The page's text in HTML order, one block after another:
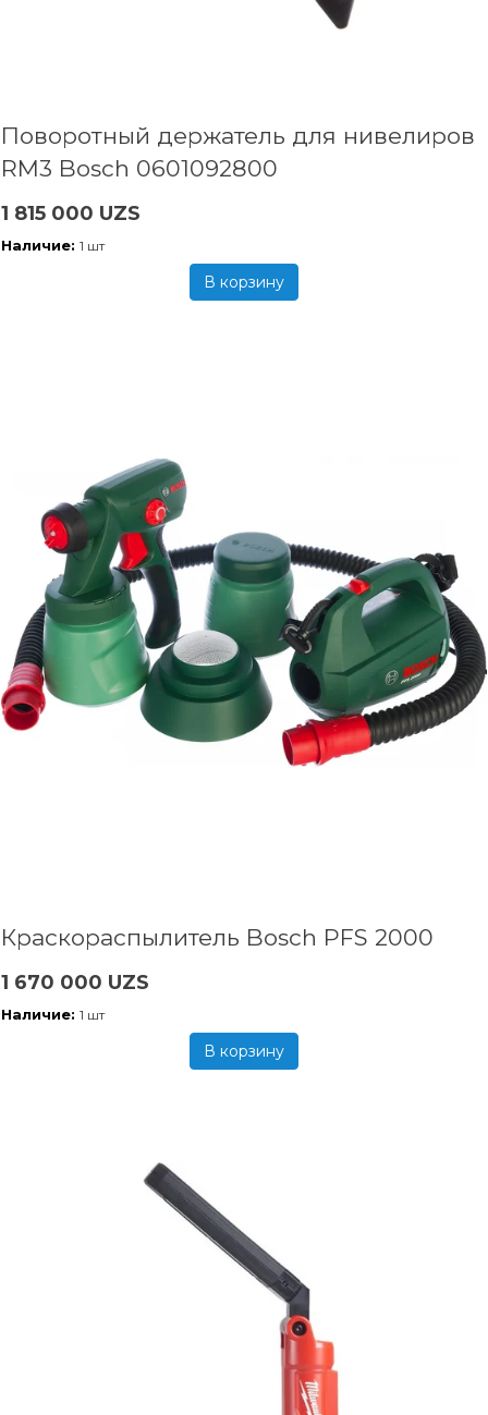
Поворотный держатель для нивелиров
RM3 Bosch 0601092800
1 815 000 UZS
Наличие: 1 шт
В корзину
Краскораспылитель Bosch PFS 2000
1 670 000 UZS
Наличие: 1 шт
В корзину